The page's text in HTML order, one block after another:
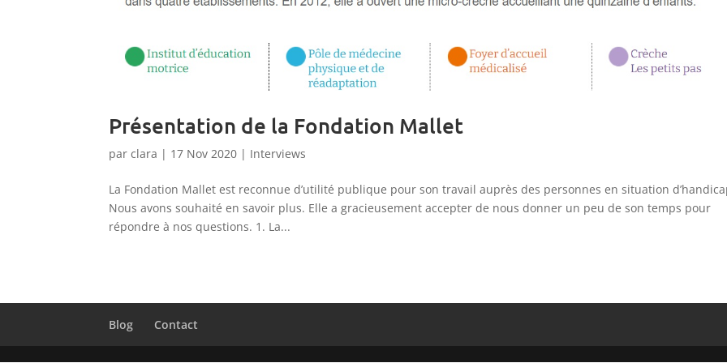
Présentation de la Fondation Mallet
parclara | 17 Nov 2020 | Interviews
La Fondation Mallet est reconnue d’utilité publique pour son travail auprès des personnes en situation
Nous avons souhaité en savoir plus. Elle a gracieusement accepter de nous donner un peu de son temps pour
répondre à nos questions. 1. La...
Blog Contact